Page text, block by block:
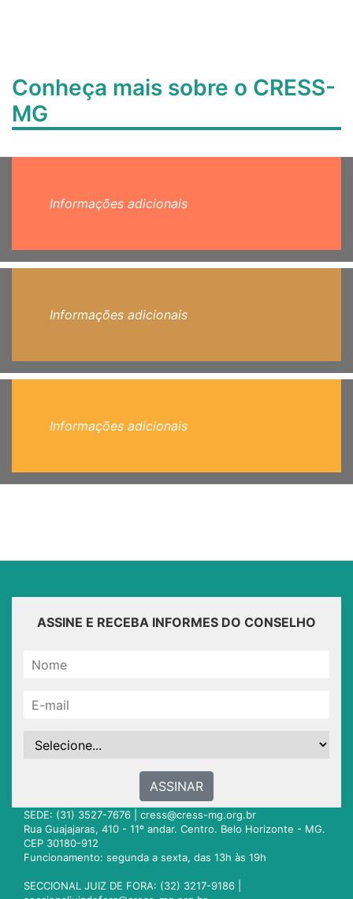
Conheça mais sobre o CRESS-
MG
Informações adicionais
Informações adicionais
Informações adicionais
ASSINE E RECEBA INFORMES DO CONSELHO
ASSINAR
SEDE: (31) 3527-7676 | cress@cress-mg.org.br
Rua Guajajaras, 410 - 11º andar. Centro. Belo Horizonte - MG.
CEP 30180-912
Funcionamento: segunda a sexta, das 13h às 19h
SECCIONAL JUIZ DE FORA: (32) 3217-9186 |